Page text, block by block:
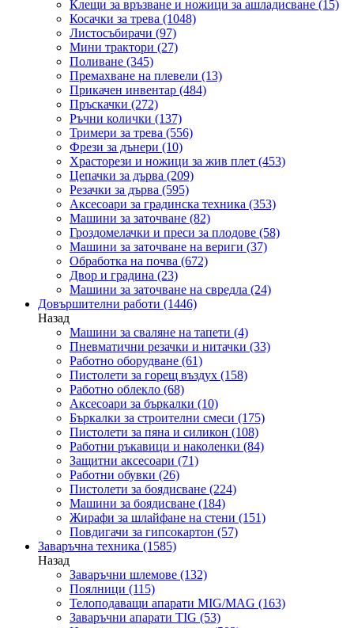
Клещи за връзване и ножици за ашладисване (15)
Косачки за трева (1048)
Листосъбирачи (97)
Мини трактори (27)
Поливане (345)
Премахване на плевели (13)
Прикачен инвентар (484)
Пръскачки (272)
Ръчни колички (137)
Тримери за трева (556)
Фрези за дънери (10)
Храсторези и ножици за жив плет (453)
Цепачки за дърва (209)
Резачки за дърва (595)
Аксесоари за градинска техника (353)
Машини за заточване (82)
Гроздомелачки и преси за плодове (58)
Машини за заточване на вериги (37)
Обработка на почва (672)
Двор и градина (23)
Машини за заточване на свредла (24)
Довършителни работи (1446)
Назад
Машини за сваляне на тапети (4)
Пневматични резачки и нитачки (33)
Работно оборудване (61)
Пистолети за горещ въздух (158)
Работно облекло (68)
Аксесоари за бъркалки (10)
Бъркалки за строителни смеси (175)
Пистолети за пяна и силикон (108)
Работни ръкавици и наколенки (84)
Защитни аксесоари (71)
Работни обувки (26)
Пистолети за боядисване (224)
Машини за боядисване (184)
Жирафи за шлайфане на стени (151)
Повдигачи за гипсокартон (57)
Заваръчна техника (1585)
Назад
Заваръчни шлемове (132)
Поялници (115)
Телоподаващи апарати MIG/MAG (163)
Заваръчни апарати TIG (53)